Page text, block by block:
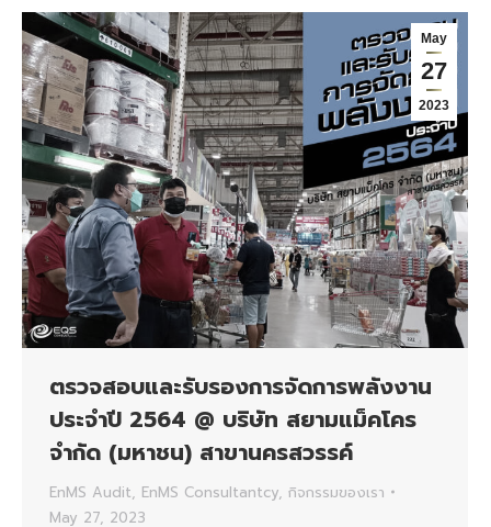
May
27
2023
ตรวจสอบและรับรองการจัดการพลังงาน
ประจำปี 2564 @ บริษัท สยามแม็คโคร
จํากัด (มหาชน) สาขานครสวรรค์
EnMS Audit, EnMS Consultantcy, กิจกรรมของเรา
May 27, 2023